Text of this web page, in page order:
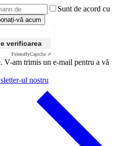
Sunt de acord cu
verificarea
FriendlyCaptcha ⇗
V-am trimis un e-mail pentru a vă
ul nostru